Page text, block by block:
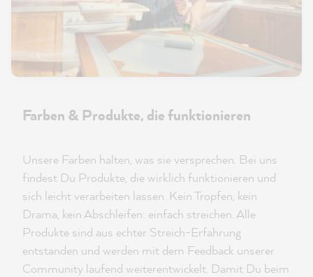
Farben & Produkte, die funktionieren
Unsere Farben halten, was sie versprechen. Bei uns
findest Du Produkte, die wirklich funktionieren und
sich leicht verarbeiten lassen. Kein Tropfen, kein
Drama, kein Abschleifen: einfach streichen. Alle
Produkte sind aus echter Streich-Erfahrung
entstanden und werden mit dem Feedback unserer
Community laufend weiterentwickelt. Damit Du beim